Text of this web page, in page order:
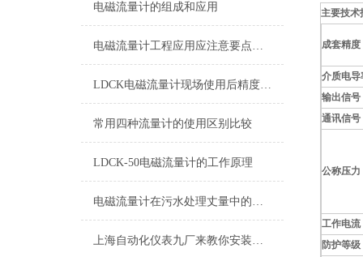
电磁流量计的组成和应用
电磁流量计工程应用应注意要点分享
LDCK电磁流量计现场使用后精度降低及故障查找
常用四种流量计的使用区别比较
LDCK-50电磁流量计的工作原理
电磁流量计在污水处理丈量中的优势有哪些？
上海自动化仪表九厂来教你安装电磁流量计！
主要技术
成套精度
介质电导
输出信号
通讯信号
公称压力
工作电流
防护等级